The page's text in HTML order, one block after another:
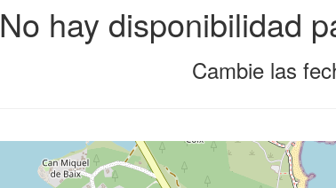
No hay disponibilidad
Cambie las